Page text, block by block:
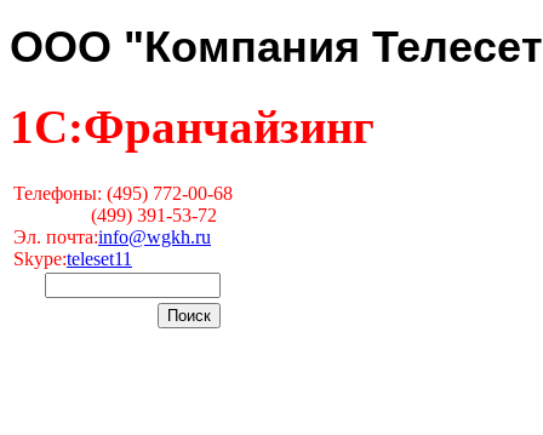
ООО "Компания
1С:Франчайзинг
Телефоны: (495) 772-00-68
(499) 391-53-72
Эл. почта:info@wgkh.ru
Skype:teleset11